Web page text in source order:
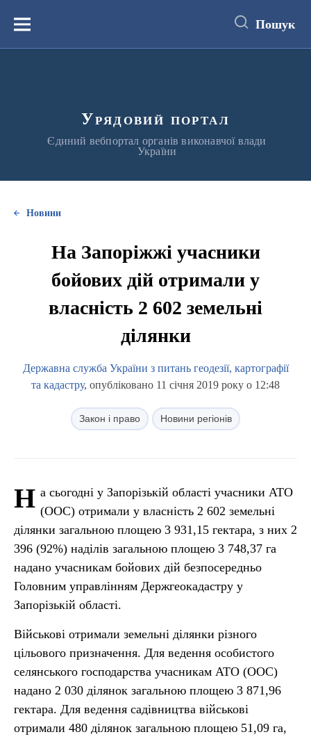
вмістуМеню Пошук
Урядовий портал
Єдиний вебпортал органів виконавчої влади
України
Новини
На Запоріжжі учасники
бойових дій отримали у
власність 2 602 земельні
ділянки
Державна служба України з питань геодезії, картографії
та кадастру, опубліковано 11 січня 2019 року о 12:48
Закон і право Новини регіонів
Н а сьогодні у Запорізькій області учасники АТО
(ООС) отримали у власність 2 602 земельні
ділянки загальною площею 3 931,15 гектара, з них 2
396 (92%) наділів загальною площею 3 748,37 га
надано учасникам бойових дій безпосередньо
Головним управлінням Держгеокадастру у
Запорізькій області.
Військові отримали земельні ділянки різного
цільового призначення. Для ведення особистого
селянського господарства учасникам АТО (ООС)
надано 2 030 ділянок загальною площею 3 871,96
гектара. Для ведення садівництва військові
отримали 480 ділянок загальною площею 51,09 га,